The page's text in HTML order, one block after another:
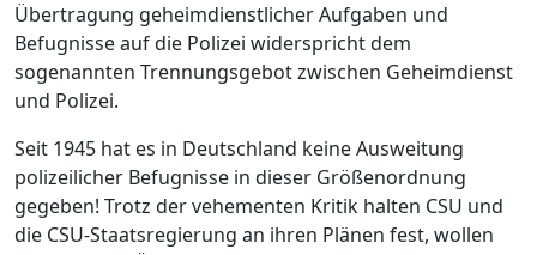
Übertragung geheimdienstlicher Aufgaben und
Befugnisse auf die Polizei widerspricht dem
sogenannten Trennungsgebot zwischen Geheimdienst
und Polizei.
Seit 1945 hat es in Deutschland keine Ausweitung
polizeilicher Befugnisse in dieser Größenordnung
gegeben! Trotz der vehementen Kritik halten CSU und
die CSU-Staatsregierung an ihren Plänen fest, wollen